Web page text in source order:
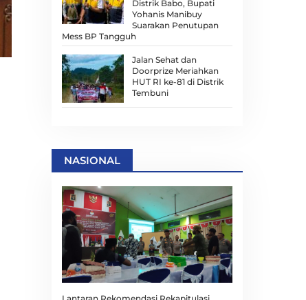
Distrik Babo, Bupati
Yohanis Manibuy
Suarakan Penutupan
Mess BP Tangguh
Jalan Sehat dan
Doorprize Meriahkan
HUT RI ke-81 di Distrik
Tembuni
NASIONAL